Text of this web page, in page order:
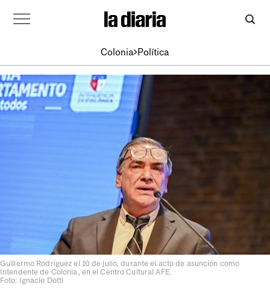
Colonia Política
Guillermo Rodríguez el 10 de julio, durante el acto de asunción como
Intendente de Colonia, en el Centro Cultural AFE.
Foto: Ignacio Dotti